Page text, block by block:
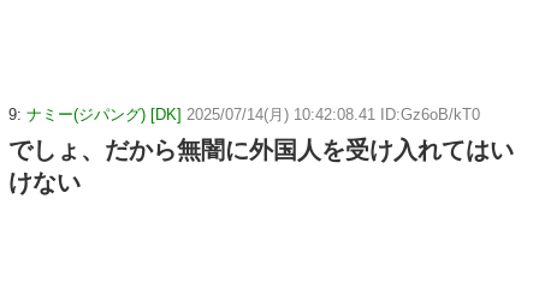
9: ナミー(ジパング) [DK] 2025/07/14(月) 10:42:08.41 ID:Gz6oB/kT0
でしょ、だから無闇に外国人を受け入れてはい
けない